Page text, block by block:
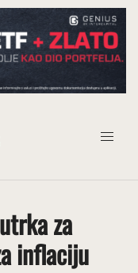
za
inflaciju